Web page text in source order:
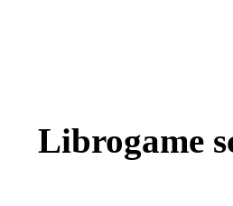
Librogame